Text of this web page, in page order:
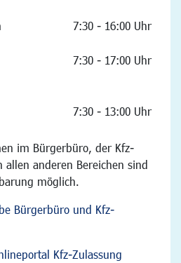
7:30 - 16:00 Uhr
7:30 - 17:00 Uhr
7:30 - 13:00 Uhr
im Bürgerbüro, der Kfz-
allen anderen Bereichen sind
möglich.
Bürgerbüro und Kfz-
Kfz-Zulassung